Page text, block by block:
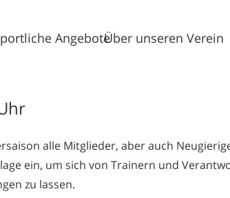
AngeboteÜber unseren Verein
alle Mitglieder, aber auch
ein, um sich von Trainern und
zu lassen.